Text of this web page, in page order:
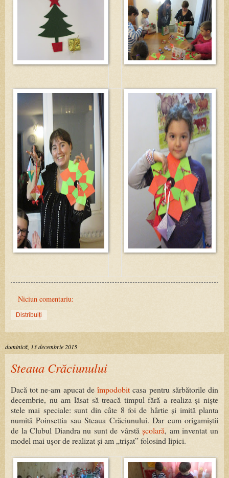
Niciun comentariu:
Distribuiți
duminică, 13 decembrie 2015
Steaua Crăciunului
Dacă tot ne-am apucat deîmpodobitcasa pentru sărbătorile din
decembrie, nu am lăsat să treacă timpul fără a realiza și niște
stele mai speciale: sunt din câte 8 foi de hârtie și imită planta
numită Poinsettia sau Steaua Crăciunului. Dar cum origamiștii
de la Clubul Diandra nu sunt de vârstășcolară, am inventat un
model mai ușor de realizat și am „trișat” folosind lipici.